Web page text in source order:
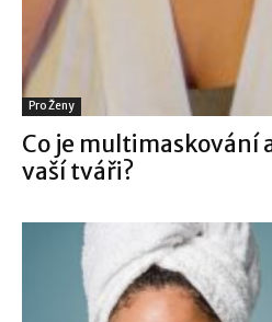
Pro Ženy
Co je multimaskování
vaší tváři?